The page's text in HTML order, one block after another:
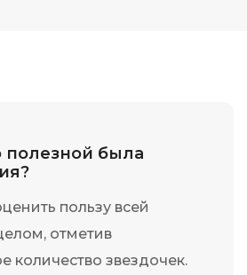
полезной была
пользу всей
отметив
количество звездочек.